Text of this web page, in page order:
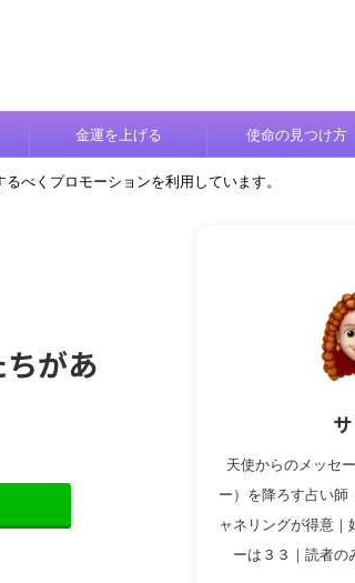
金運を上げる 使命の見つけ方
べくプロモーションを利用しています。
があ
天使からのメッセ
ー）を降ろす占い師
ャネリングが得意
ーは３３｜読者の